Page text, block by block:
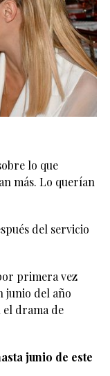
lo que
más. Lo querían
del servicio
primera vez
junio del año
el drama de
junio de este